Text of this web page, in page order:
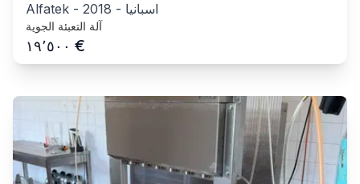
Alfatek - 2018 - اسبانيا
آلة التعبئة الجوية
١٩٬٥٠٠ €